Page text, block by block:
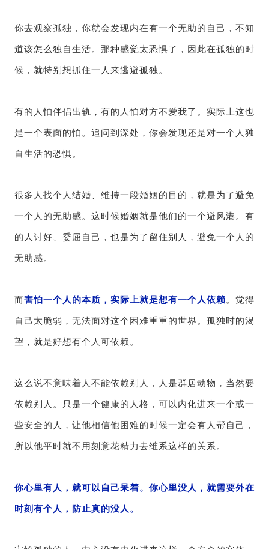
你去观察孤独，你就会发现内在有一个无助的自己，不知
道该怎么独自生活。那种感觉太恐惧了，因此在孤独的时
候，就特别想抓住一人来逃避孤独。
有的人怕伴侣出轨，有的人怕对方不爱我了。实际上这也
是一个表面的怕。追问到深处，你会发现还是对一个人独
自生活的恐惧。
很多人找个人结婚、维持一段婚姻的目的，就是为了避免
一个人的无助感。这时候婚姻就是他们的一个避风港。有
的人讨好、委屈自己，也是为了留住别人，避免一个人的
无助感。
而害怕一个人的本质，实际上就是想有一个人依赖。觉得
自己太脆弱，无法面对这个困难重重的世界。孤独时的渴
望，就是好想有个人可依赖。
这么说不意味着人不能依赖别人，人是群居动物，当然要
依赖别人。只是一个健康的人格，可以内化进来一个或一
些安全的人，让他相信他困难的时候一定会有人帮自己，
所以他平时就不用刻意花精力去维系这样的关系。
你心里有人，就可以自己呆着。你心里没人，就需要外在
时刻有个人，防止真的没人。